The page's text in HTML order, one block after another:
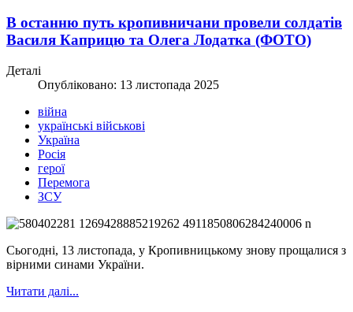
В останню путь кропивничани провели солдатів
Василя Каприцю та Олега Лодатка (ФОТО)
Деталі
Опубліковано: 13 листопада 2025
війна
українські військові
Україна
Росія
герої
Перемога
ЗСУ
Cьогодні, 13 листопада, у Кропивницькому знову прощалися з
вірними синами України.
Читати далі...